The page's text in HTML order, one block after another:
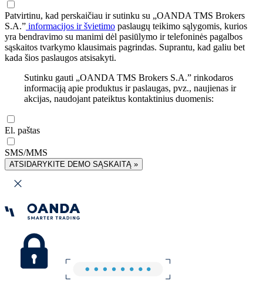
Patvirtinu, kad perskaičiau ir sutinku su „OANDA TMS Brokers
S.A.” informacijos ir švietimo paslaugų teikimo sąlygomis, kurios
yra bendravimo su manimi dėl pasiūlymo ir telefoninės pagalbos
sąskaitos tvarkymo klausimais pagrindas. Suprantu, kad galiu bet
kada šios paslaugos atsisakyti.
Sutinku gauti „OANDA TMS Brokers S.A.” rinkodaros
informaciją apie produktus ir paslaugas, pvz., naujienas ir
akcijas, naudojant pateiktus kontaktinius duomenis:
El. paštas
SMS/MMS
ATSIDARYKITE DEMO SĄSKAITĄ »